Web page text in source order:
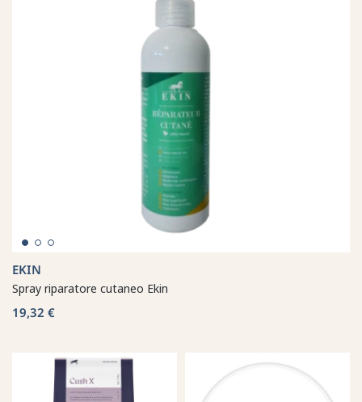
EKIN
Spray riparatore cutaneo Ekin
19,32 €